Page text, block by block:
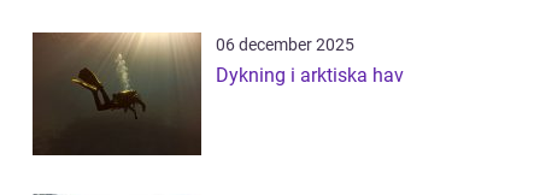
06 december 2025
Dykning i arktiska hav